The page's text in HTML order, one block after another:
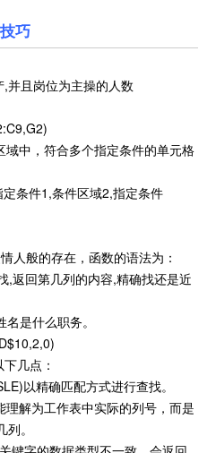
巧
且岗位为主操的人数
中，符合多个指定条件的单元格
条件1,条件区域2,指定条件
般的存在，函数的语法为：
回第几列的内容,精确找还是近
是什么职务。
几点：
以精确匹配方式进行查找。
解为工作表中实际的列号，而是
。